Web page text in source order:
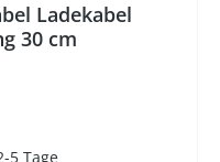
Ladekabel
30 cm
5 Tage